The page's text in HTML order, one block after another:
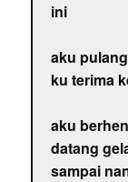
ini
aku
ku terima
aku
datang
sampai